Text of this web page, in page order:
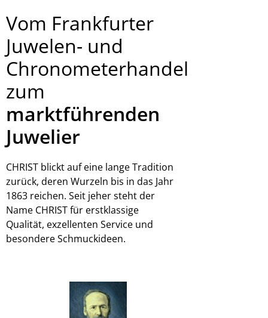
Vom Frankfurter
Juwelen- und
Chronometerhandel
zum
marktführenden
Juwelier
CHRIST blickt auf eine lange Tradition
zurück, deren Wurzeln bis in das Jahr
1863 reichen. Seit jeher steht der
Name CHRIST für erstklassige
Qualität, exzellenten Service und
besondere Schmuckideen.